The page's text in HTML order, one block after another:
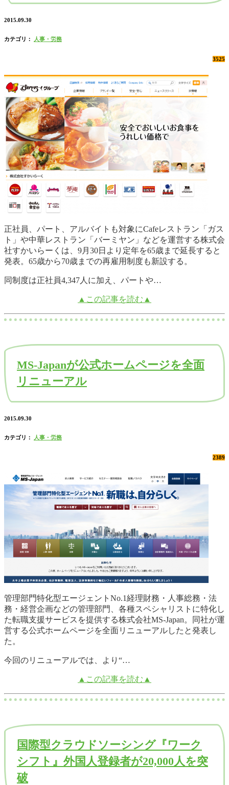
2015.09.30
カテゴリ： 人事・労務
3525
正社員、パート、アルバイトも対象にCafeレストラン「ガス
ト」や中華レストラン「バーミヤン」などを運営する株式会
社すかいらーくは、9月30日より定年を65歳まで延長すると
発表。65歳から70歳までの再雇用制度も新設する。
同制度は正社員4,347人に加え、パートや…
▲この記事を読む▲
MS-Japanが公式ホームページを全面
リニューアル
2015.09.30
カテゴリ： 人事・労務
2389
管理部門特化型エージェントNo.1経理財務・人事総務・法
務・経営企画などの管理部門、各種スペシャリストに特化し
た転職支援サービスを提供する株式会社MS-Japan。同社が運
営する公式ホームページを全面リニューアルしたと発表し
た。
今回のリニューアルでは、より“…
▲この記事を読む▲
国際型クラウドソーシング『ワーク
シフト』外国人登録者が20,000人を突
破